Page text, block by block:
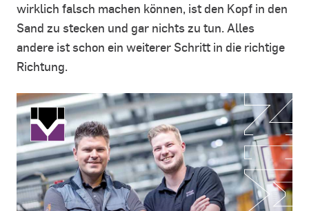
wirklich falsch machen können, ist den Kopf in den
Sand zu stecken und gar nichts zu tun. Alles
andere ist schon ein weiterer Schritt in die richtige
Richtung.